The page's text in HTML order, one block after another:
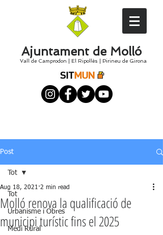
Ajuntament de Molló
Vall de Camprodon El Ripollès Pirineu de Girona
Post
Tot
Urbanisme i Obres
Medi Rural
Tot
Molló renova la qualificació de
municipi turístic fins el 2025
Aug 18, 2021 2 min read